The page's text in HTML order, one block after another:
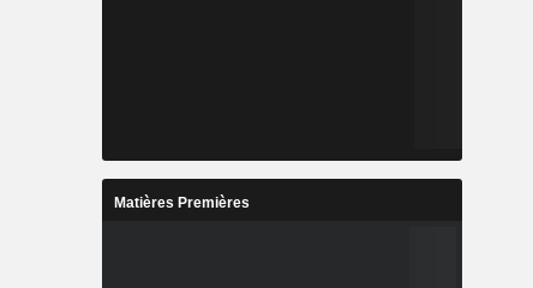
Matières Premières